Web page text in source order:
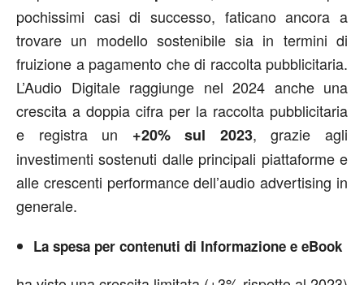
pochissimi casi di successo, faticano ancora a
trovare un modello sostenibile sia in termini di
fruizione a pagamento che di raccolta pubblicitaria.
L’Audio Digitale raggiunge nel 2024 anche una
crescita a doppia cifra per la raccolta pubblicitaria
e registra un +20% sul 2023, grazie agli
investimenti sostenuti dalle principali piattaforme e
alle crescenti performance dell’audio advertising in
generale.
La spesa per contenuti di Informazione e eBook